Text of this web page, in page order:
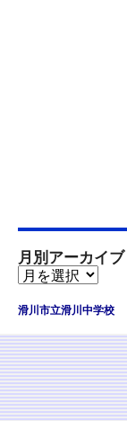
月別アーカイブ
滑川市立滑川中学校